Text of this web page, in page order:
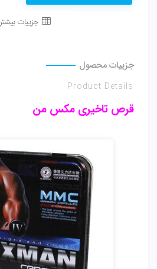
جزییات بیشتر
جزییات محصول
Product Details
قرص تاخیری مکس من